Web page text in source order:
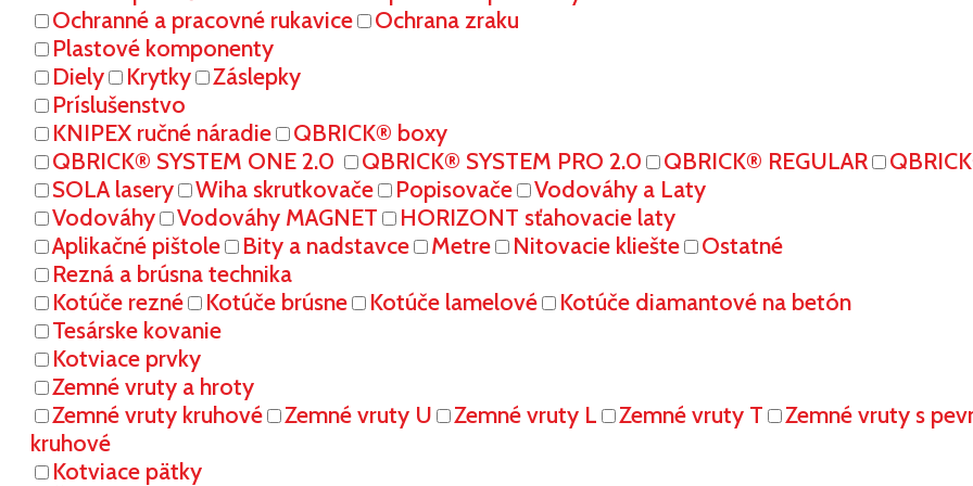
Ochranné a pracovné rukavice
Ochrana zraku
Plastové komponenty
Diely
Krytky
Záslepky
Príslušenstvo
KNIPEX ručné náradie
QBRICK® boxy
QBRICK® SYSTEM ONE 2.0
QBRICK® SYSTEM PRO 2.0 QBRICK® REGULAR
SOLA lasery
Wiha skrutkovače Popisovače
Vodováhy a Laty
Vodováhy
Vodováhy MAGNET
HORIZONT sťahovacie laty
Aplikačné pištole
Bity a nadstavce Metre Nitovacie kliešte
Ostatné
Rezná a brúsna technika
Kotúče rezné
Kotúče brúsne Kotúče lamelové
Kotúče diamantové na betón
Tesárske kovanie
Kotviace prvky
Zemné vruty a hroty
Zemné vruty kruhové
Zemné vruty U Zemné vruty L Zemné vruty T
Zemné vruty s
kruhové
Kotviace pätky